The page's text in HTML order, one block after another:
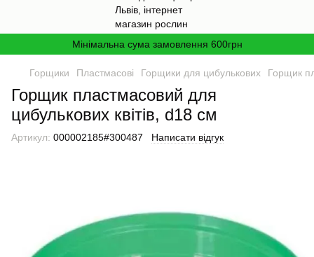
Мінімальна сума замовлення 600грн
Горщики Пластмасові Горщики для цибулькових Горщик
Горщик пластмасовий для
цибулькових квітів, d18 см
Артикул: 000002185#300487 Написати відгук